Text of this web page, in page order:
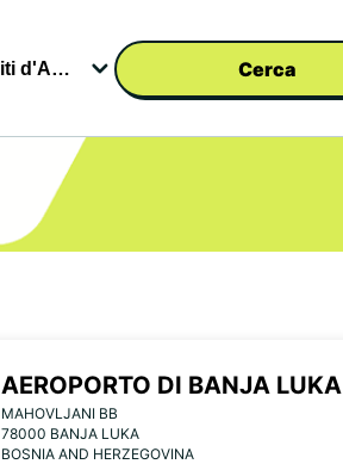
Cerca
AEROPORTO DI BANJA LUKA
MAHOVLJANI BB
78000 BANJA LUKA
BOSNIA AND HERZEGOVINA